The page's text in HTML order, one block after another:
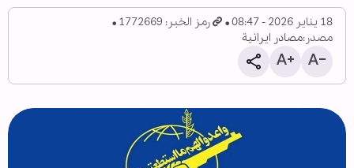
18 يناير 2026 - 08:47
رمز الخبر: 1772669
مصدر:مصادر ايرانية